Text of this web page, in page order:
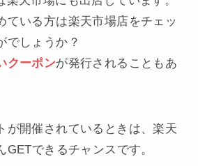
ている方は楽天市場店をチェッ
でしょうか？
クーポンが発行されることもあ
が開催されているときは、楽天
できるチャンスです。